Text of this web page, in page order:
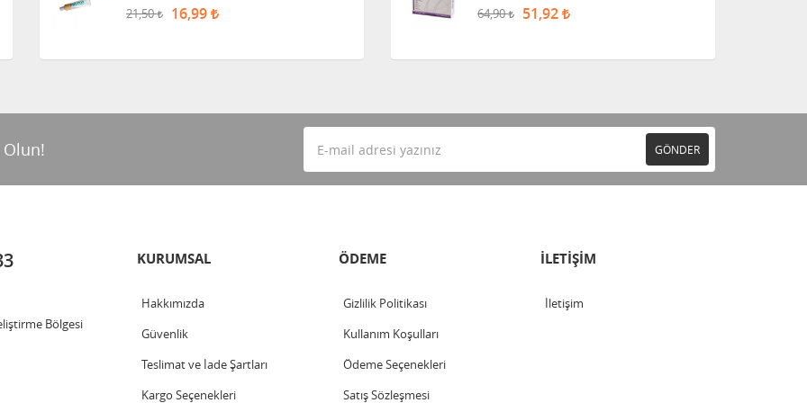
21,50 16,99 64,90 51,92
GÖNDER
Bölgesi
KURUMSAL
Hakkımızda
Güvenlik
Teslimat ve İade Şartları
Kargo Seçenekleri
ÖDEME
Gizlilik Politikası
Kullanım Koşulları
Ödeme Seçenekleri
Satış Sözleşmesi
İLETİŞİM
İletişim